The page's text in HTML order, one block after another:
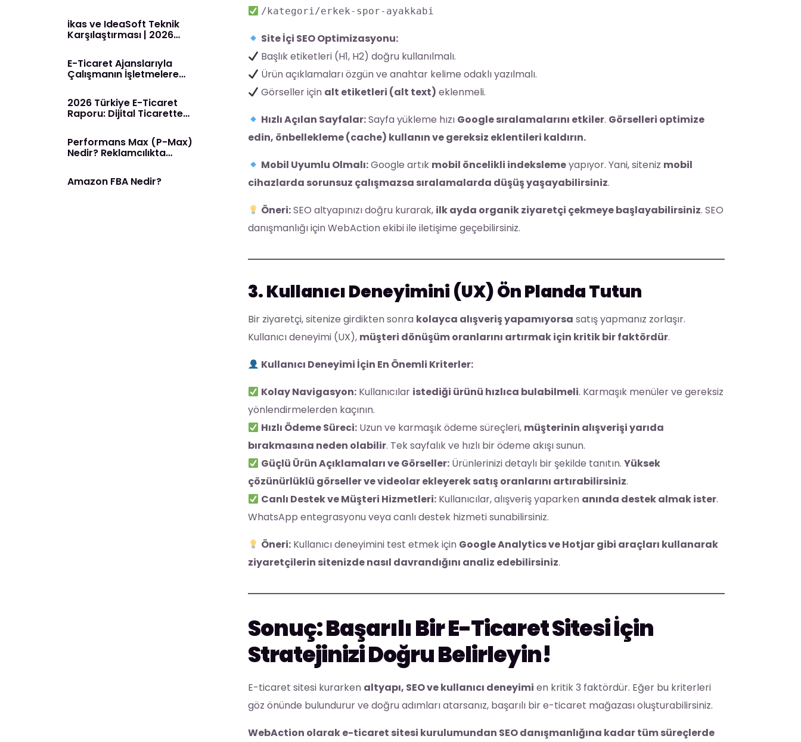
/kategori/erkek-spor-ayakkabi
Site İçi SEO Optimizasyonu:
Başlık etiketleri (H1, H2) doğru kullanılmalı.
Ürün açıklamaları özgün ve anahtar kelime odaklı yazılmalı.
Görseller için alt etiketleri (alt text) eklenmeli.
Hızlı Açılan Sayfalar:Sayfa yükleme hızı Google sıralamalarını etkiler. Görselleri optimize
edin, önbellekleme (cache) kullanın ve gereksiz eklentileri kaldırın.
Mobil Uyumlu Olmalı:Google artık mobil öncelikli indekslemeyapıyor. Yani, siteniz mobil
cihazlarda sorunsuz çalışmazsa sıralamalarda düşüş yaşayabilirsiniz.
Öneri:SEO altyapınızı doğru kurarak, ilk ayda organik ziyaretçi çekmeye başlayabilirsiniz. SEO
danışmanlığı için WebAction ekibi ile iletişime geçebilirsiniz.
3. Kullanıcı Deneyimini (UX) Ön Planda Tutun
Bir ziyaretçi, sitenize girdikten sonra kolayca alışveriş yapamıyorsa satış yapmanız zorlaşır.
Kullanıcı deneyimi (UX), müşteri dönüşüm oranlarını artırmak için kritik bir faktördür.
Kullanıcı Deneyimi İçin En Önemli Kriterler:
Kolay Navigasyon:Kullanıcılar istediği ürünü hızlıca bulabilmeli. Karmaşık menüler ve gereksiz
yönlendirmelerden kaçının.
Hızlı Ödeme Süreci:Uzun ve karmaşık ödeme süreçleri, müşterinin alışverişi yarıda
bırakmasına neden olabilir. Tek sayfalık ve hızlı bir ödeme akışı sunun.
Güçlü Ürün Açıklamaları ve Görseller:Ürünlerinizi detaylı bir şekilde tanıtın. Yüksek
çözünürlüklü görseller ve videolar ekleyerek satış oranlarını artırabilirsiniz.
Canlı Destek ve Müşteri Hizmetleri:Kullanıcılar, alışveriş yaparken anında destek almak ister.
WhatsApp entegrasyonu veya canlı destek hizmeti sunabilirsiniz.
Öneri:Kullanıcı deneyimini test etmek için Google Analytics ve Hotjar gibi araçları kullanarak
ziyaretçilerin sitenizde nasıl davrandığını analiz edebilirsiniz.
Sonuç: Başarılı Bir E-Ticaret Sitesi İçin
Stratejinizi Doğru Belirleyin!
E-ticaret sitesi kurarken altyapı, SEO ve kullanıcı deneyimi en kritik 3 faktördür. Eğer bu kriterleri
göz önünde bulundurur ve doğru adımları atarsanız, başarılı bir e-ticaret mağazası oluşturabilirsiniz.
WebAction olarak e-ticaret sitesi kurulumundan SEO danışmanlığına kadar tüm süreçlerde
ikas ve IdeaSoft Teknik
Karşılaştırması | 2026
E-Ticaret Ajanslarıyla
Çalışmanın İşletmelere
2026 Türkiye E-Ticaret
Raporu: Dijital Ticarette
Performans Max (P-Max)
Nedir? Reklamcılıkta
Amazon FBA Nedir?